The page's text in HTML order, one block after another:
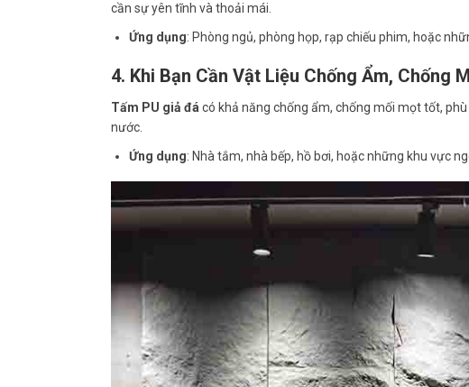
cần sự yên tĩnh và thoải mái.
Ứng dụng: Phòng ngủ, phòng họp, rạp chiếu phim, hoặc
4. Khi Bạn Cần Vật Liệu Chống Ẩm, Chống
Tấm PU giả đá có khả năng chống ẩm, chống mối mọt tốt,
nước.
Ứng dụng: Nhà tắm, nhà bếp, hồ bơi, hoặc những khu vực